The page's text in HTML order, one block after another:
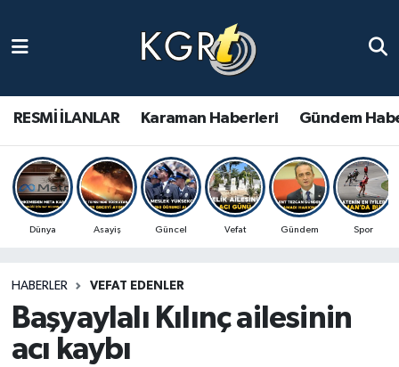
RESMİ İLANLAR Karaman Haberleri Gündem
Dünya Asayiş Güncel Vefat Gündem Spor
HABERLER VEFAT EDENLER
Başyaylalı Kılınç ailesinin
acı kaybı
Gündem Haberleri
Güncel Haberler
Spor Haberleri
Ulusal Haberler
Vefat Edenler